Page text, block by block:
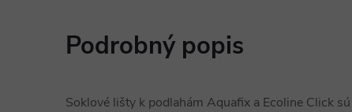
Podrobný popis
Soklové lišty k podlahám Aquafix a Ecoline Click